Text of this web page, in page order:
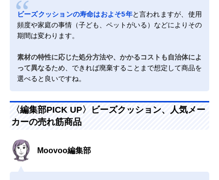
ビーズクッションの寿命はおよそ5年と言われますが、使用
頻度や家庭の事情（子ども、ペットがいる）などによりその
期間は変わります。
素材の特性に応じた処分方法や、かかるコストも自治体によ
って異なるため、できれば廃棄することまで想定して商品を
選べると良いですね。
〈編集部PICK UP〉ビーズクッション、人気メー
カーの売れ筋商品
Moovoo編集部